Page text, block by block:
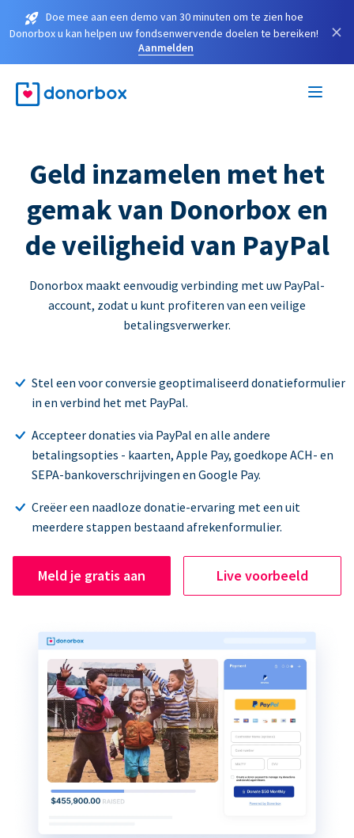
Doe mee aan een demo van 30 minuten om te zien hoe
Donorbox u kan helpen uw fondsenwervende doelen te bereiken!
Aanmelden
×
Geld inzamelen met het
gemak van Donorbox en
de veiligheid van PayPal
Donorbox maakt eenvoudig verbinding met uw PayPal-
account, zodat u kunt profiteren van een veilige
betalingsverwerker.
Stel een voor conversie geoptimaliseerd donatieformulier
in en verbind het met PayPal.
Accepteer donaties via PayPal en alle andere
betalingsopties - kaarten, Apple Pay, goedkope ACH- en
SEPA-bankoverschrijvingen en Google Pay.
Creëer een naadloze donatie-ervaring met een uit
meerdere stappen bestaand afrekenformulier.
Meld je gratis aan Live voorbeeld